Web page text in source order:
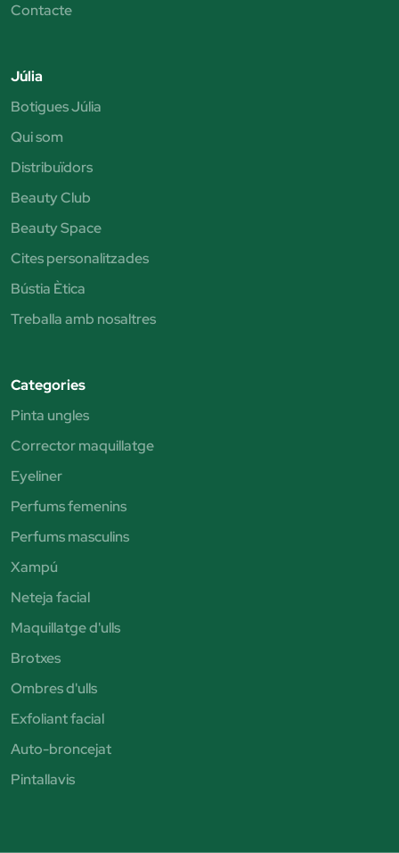
Contacte
Júlia
Botigues Júlia
Qui som
Distribuïdors
Beauty Club
Beauty Space
Cites personalitzades
Bústia Ètica
Treballa amb nosaltres
Categories
Pinta ungles
Corrector maquillatge
Eyeliner
Perfums femenins
Perfums masculins
Xampú
Neteja facial
Maquillatge d'ulls
Brotxes
Ombres d'ulls
Exfoliant facial
Auto-broncejat
Pintallavis